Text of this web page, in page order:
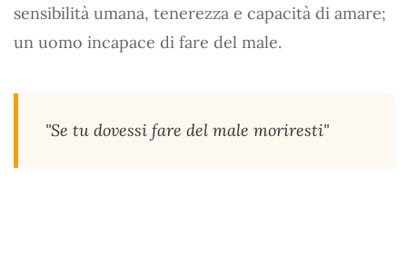
sensibilità umana, tenerezza e capacità di amare;
un uomo incapace di fare del male.
"Se tu dovessi fare del male moriresti"